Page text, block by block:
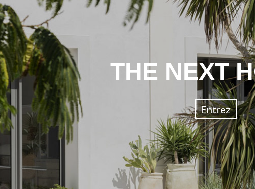
THE NEXT
Entrez